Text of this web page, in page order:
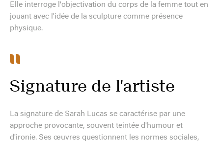
Elle interroge l'objectivation du corps de la femme tout en
jouant avec l'idée de la sculpture comme présence
physique.
Signature de l'artiste
La signature de Sarah Lucas se caractérise par une
approche provocante, souvent teintée d'humour et
d'ironie. Ses œuvres questionnent les normes sociales,